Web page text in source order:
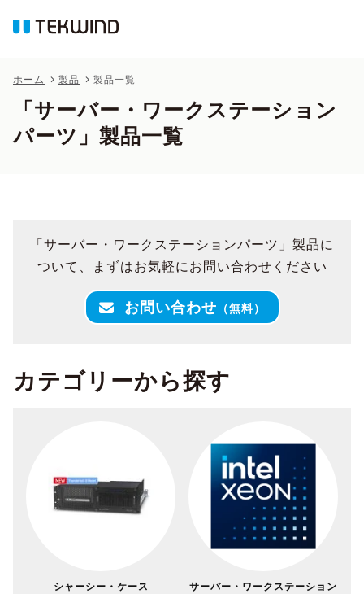
ホーム 製品 製品一覧
「サーバー・ワークステーション
パーツ」製品一覧
「サーバー・ワークステーションパーツ」製品に
ついて、まずはお気軽にお問い合わせください
お問い合わせ （無料）
カテゴリーから探す
シャーシー・ケース
サーバー・ワークステーション